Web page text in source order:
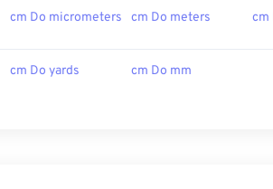
cm Do micrometers cm Do meters cm
cm Do yards cm Do mm